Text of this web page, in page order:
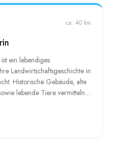
ca. 40 km
ein lebendiges
Landwirtschaftsgeschichte in
Historische Gebäude, alte
lebende Tiere vermitteln
Kindern ein besonders
die wissen möchten, wie das